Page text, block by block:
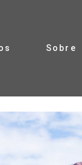
Sobre